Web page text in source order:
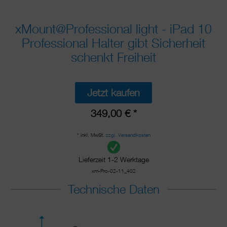
xMount@Professional light - iPad 10
Professional Halter gibt Sicherheit
schenkt Freiheit
Jetzt kaufen
349,00 € *
* inkl. MwSt. zzgl. Versandkosten
Lieferzeit 1-2 Werktage
xm-Pro-02-11_402
Technische Daten